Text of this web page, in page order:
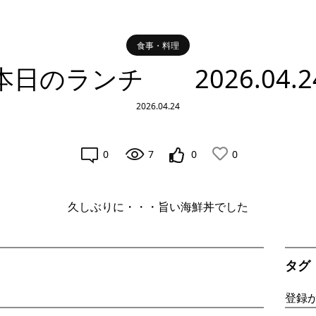
食事・料理
日のランチ
2026.04.24
0 7 0 0
久しぶりに・・・旨い海鮮丼でした
タグ
登録